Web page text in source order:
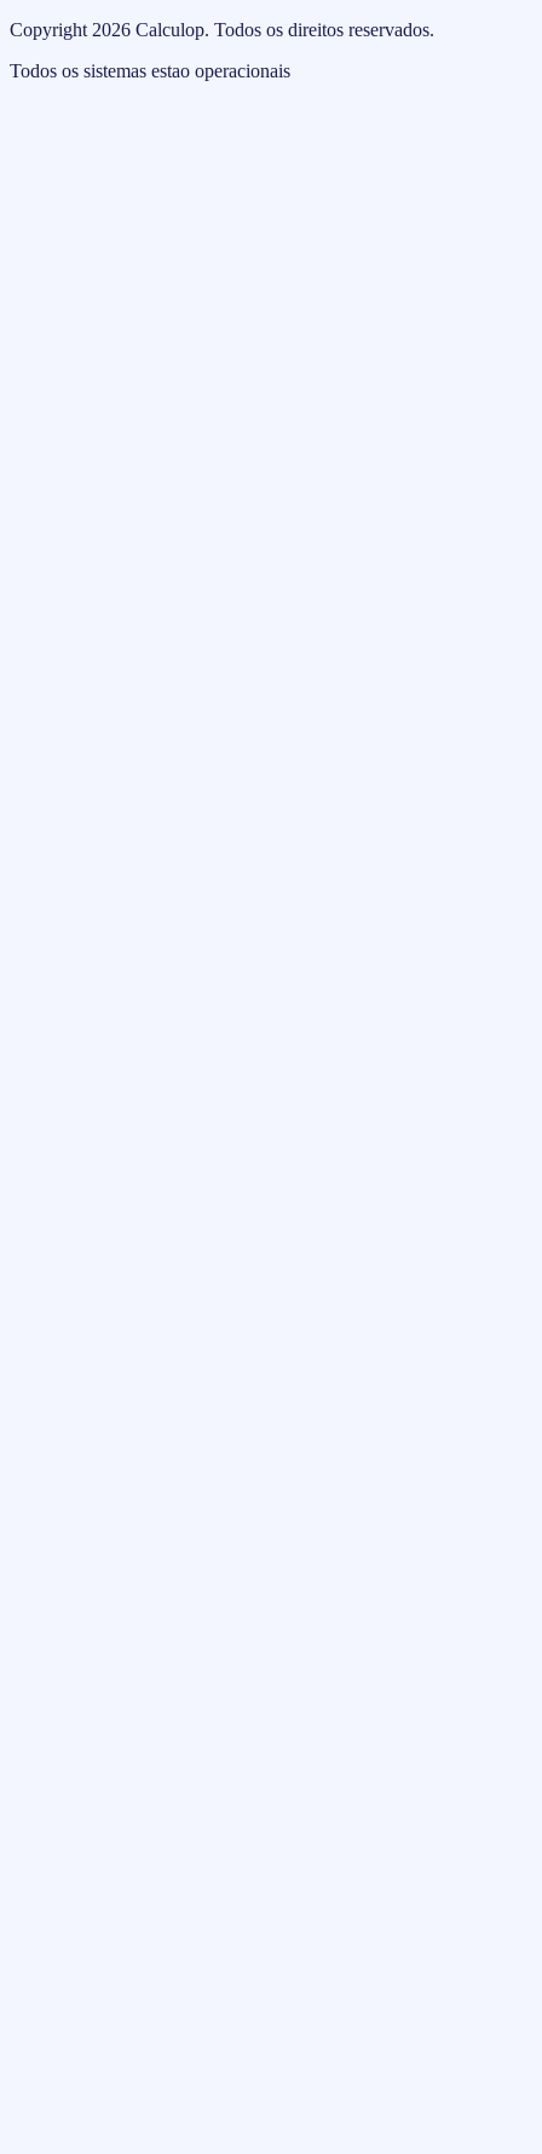
Copyright 2026 Calculop. Todos os direitos reservados.
Todos os sistemas estao operacionais